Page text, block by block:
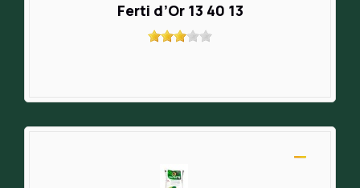
Ferti d’Or 13 40 13